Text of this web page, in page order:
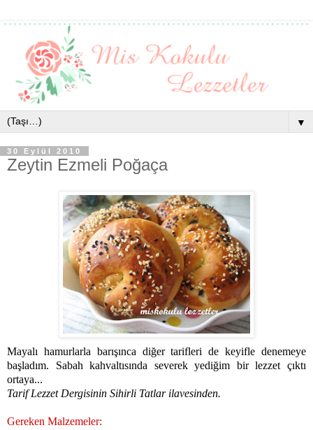
▼
30 Eylül 2010
Zeytin Ezmeli Poğaça
Mayalı hamurlarla barışınca diğer tarifleri de keyifle denemeye
başladım. Sabah kahvaltısında severek yediğim bir lezzet çıktı
ortaya...
Tarif Lezzet Dergisinin Sihirli Tatlar ilavesinden.
Gereken Malzemeler: